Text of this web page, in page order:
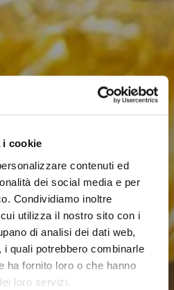
i cookie
contenuti ed
dei social media e per
Condividiamo inoltre
utilizza il nostro sito con i
di analisi dei dati web,
quali potrebbero combinarle
ha fornito loro o che hanno
loro servizi.